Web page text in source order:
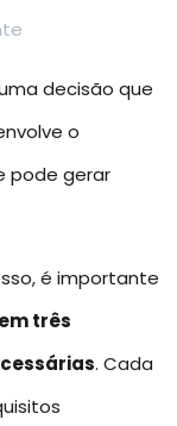
decisão que
o
pode gerar
é importante
três
. Cada